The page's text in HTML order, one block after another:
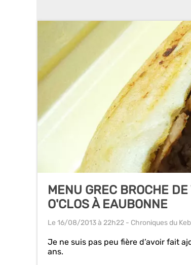
MENU GREC BROCHE
O'CLOS À EAUBONNE
Le 16/08/2013à 22h22 - Chroniques du
Je ne suis pas peu fière d’avoir fait
ans.